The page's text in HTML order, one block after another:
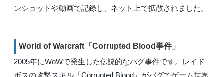
ンショットや動画で記録し、ネット上で拡散されました。
World of Warcraft「Corrupted Blood事件」
2005年にWoWで発生した伝説的なバグ事件です。レイド
ボスの攻撃スキル「Corrupted Blood」がバグでゲーム世界